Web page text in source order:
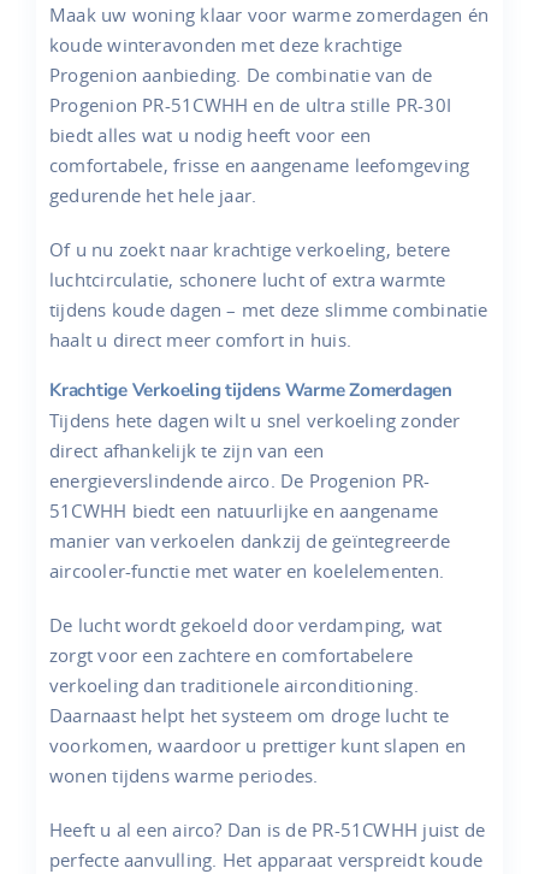
Maak uw woning klaar voor warme zomerdagen én
koude winteravonden met deze krachtige
Progenion aanbieding. De combinatie van de
Progenion PR-51CWHH en de ultra stille PR-30I
biedt alles wat u nodig heeft voor een
comfortabele, frisse en aangename leefomgeving
gedurende het hele jaar.
Of u nu zoekt naar krachtige verkoeling, betere
luchtcirculatie, schonere lucht of extra warmte
tijdens koude dagen – met deze slimme combinatie
haalt u direct meer comfort in huis.
Krachtige Verkoeling tijdens Warme Zomerdagen
Tijdens hete dagen wilt u snel verkoeling zonder
direct afhankelijk te zijn van een
energieverslindende airco. De Progenion PR-
51CWHH biedt een natuurlijke en aangename
manier van verkoelen dankzij de geïntegreerde
aircooler-functie met water en koelelementen.
De lucht wordt gekoeld door verdamping, wat
zorgt voor een zachtere en comfortabelere
verkoeling dan traditionele airconditioning.
Daarnaast helpt het systeem om droge lucht te
voorkomen, waardoor u prettiger kunt slapen en
wonen tijdens warme periodes.
Heeft u al een airco? Dan is de PR-51CWHH juist de
perfecte aanvulling. Het apparaat verspreidt koude